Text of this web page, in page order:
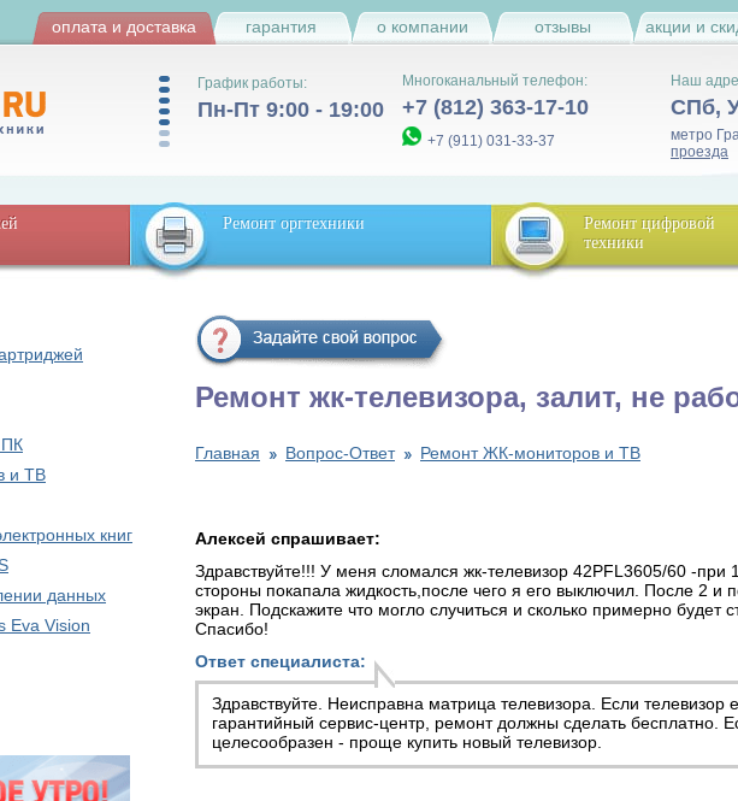
оплата и доставка гарантия о компании отзывы акции и
График работы:
Пн-Пт 9:00 - 19:00
Многоканальный телефон:
+7 (812) 363-17-10
+7 (911) 031-33-37
Наш
СПб,
метро
проезда
Ремонт оргтехники
Ремонт цифровой
техники
ПК
и ТВ
книг
данных
Eva Vision
Ремонт жк-телевизора, залит, не
Главная Вопрос-Ответ Ремонт ЖК-мониторов и ТВ
Алексей спрашивает:
Здравствуйте!!! У меня сломался жк-телевизор 42PFL3605/60 -при
стороны покапала жидкость,после чего я его выключил. После 2 и
экран. Подскажите что могло случиться и сколько примерно будет
Спасибо!
Ответ специалиста:
Здравствуйте. Неисправна матрица телевизора. Если телевизор
гарантийный сервис-центр, ремонт должны сделать бесплатно.
целесообразен - проще купить новый телевизор.